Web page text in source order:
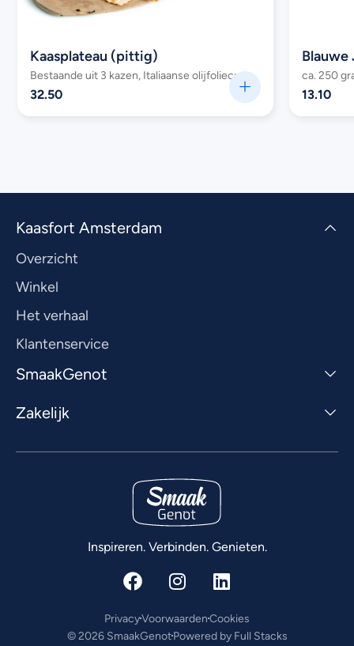
Kaasplateau (pittig)
Bestaande uit 3 kazen, Italiaanse olijfoliecrackers en confiture
32.50
Blauwe
ca. 250
13.10
Kaasfort Amsterdam
Overzicht
Winkel
Het verhaal
Klantenservice
SmaakGenot
Zakelijk
Inspireren. Verbinden. Genieten.
PrivacyVoorwaarden Cookies
© 2026 SmaakGenotPowered by Full Stacks